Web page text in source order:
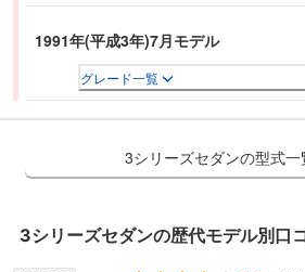
1991年(平成3年)7月モデル
グレード一覧
3シリーズセダンの型式一
3シリーズセダンの歴代モデル別口